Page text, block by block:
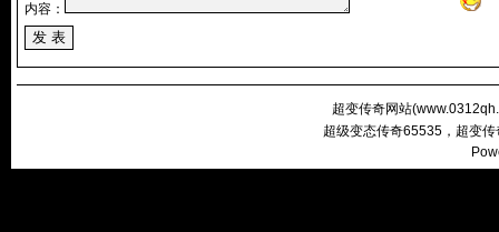
内容：
超变传奇网站(
超级变态传奇65535，超变